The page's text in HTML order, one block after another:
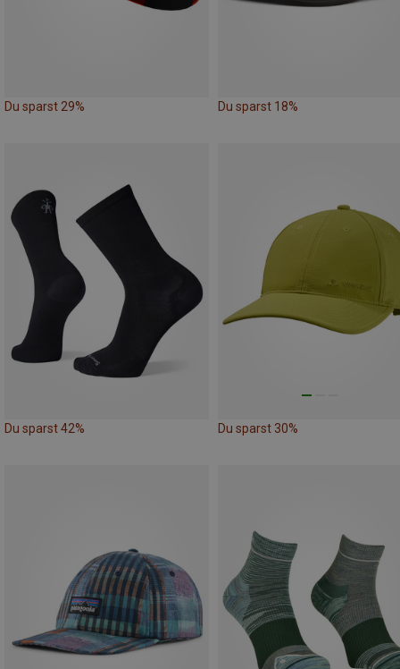
Du sparst 29% Du sparst 18%
Du sparst 42% Du sparst 30%